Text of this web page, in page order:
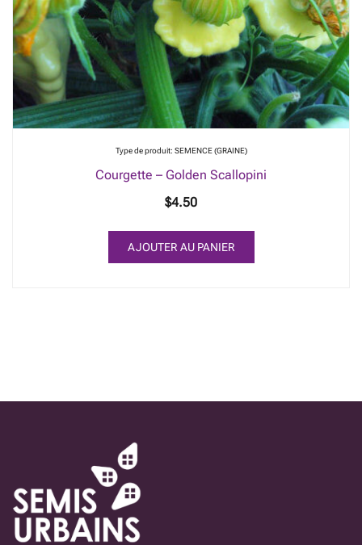
Type de produit: SEMENCE (GRAINE)
Courgette – Golden Scallopini
$4.50
AJOUTER AU PANIER